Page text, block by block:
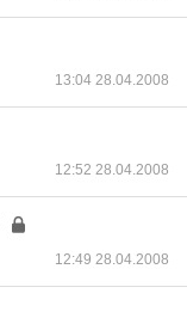
13:04 28.04.2008
12:52 28.04.2008
12:49 28.04.2008